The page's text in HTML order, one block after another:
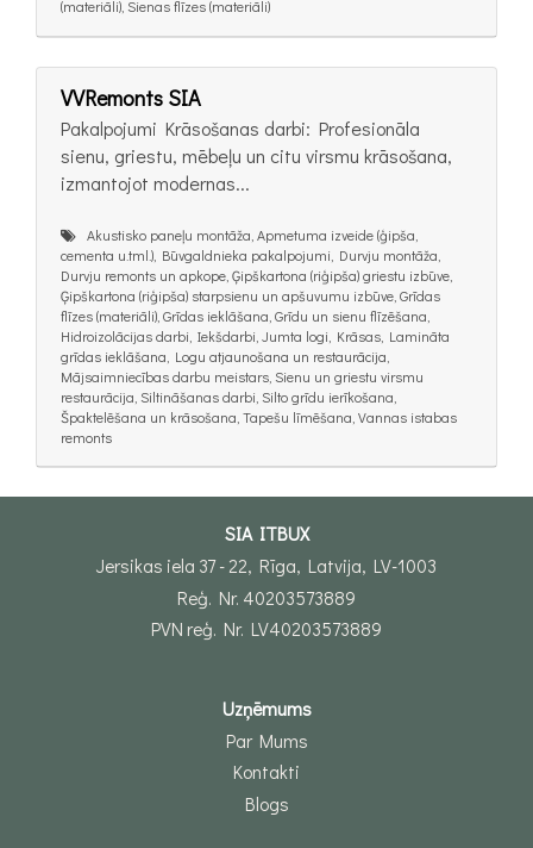
(materiāli), Sienas flīzes (materiāli)
VVRemonts SIA
Pakalpojumi Krāsošanas darbi: Profesionāla
sienu, griestu, mēbeļu un citu virsmu krāsošana,
izmantojot modernas...
Akustisko paneļu montāža, Apmetuma izveide (ģipša,
cementa u.tml.), Būvgaldnieka pakalpojumi, Durvju montāža,
Durvju remonts un apkope, Ģipškartona (riģipša) griestu izbūve,
Ģipškartona (riģipša) starpsienu un apšuvumu izbūve, Grīdas
flīzes (materiāli), Grīdas ieklāšana, Grīdu un sienu flīzēšana,
Hidroizolācijas darbi, Iekšdarbi, Jumta logi, Krāsas, Lamināta
grīdas ieklāšana, Logu atjaunošana un restaurācija,
Mājsaimniecības darbu meistars, Sienu un griestu virsmu
restaurācija, Siltināšanas darbi, Silto grīdu ierīkošana,
Špaktelēšana un krāsošana, Tapešu līmēšana, Vannas istabas
remonts
SIA ITBUX
Jersikas iela 37 - 22, Rīga, Latvija, LV-1003
Reģ. Nr. 40203573889
PVN reģ. Nr. LV40203573889
Uzņēmums
Par Mums
Kontakti
Blogs